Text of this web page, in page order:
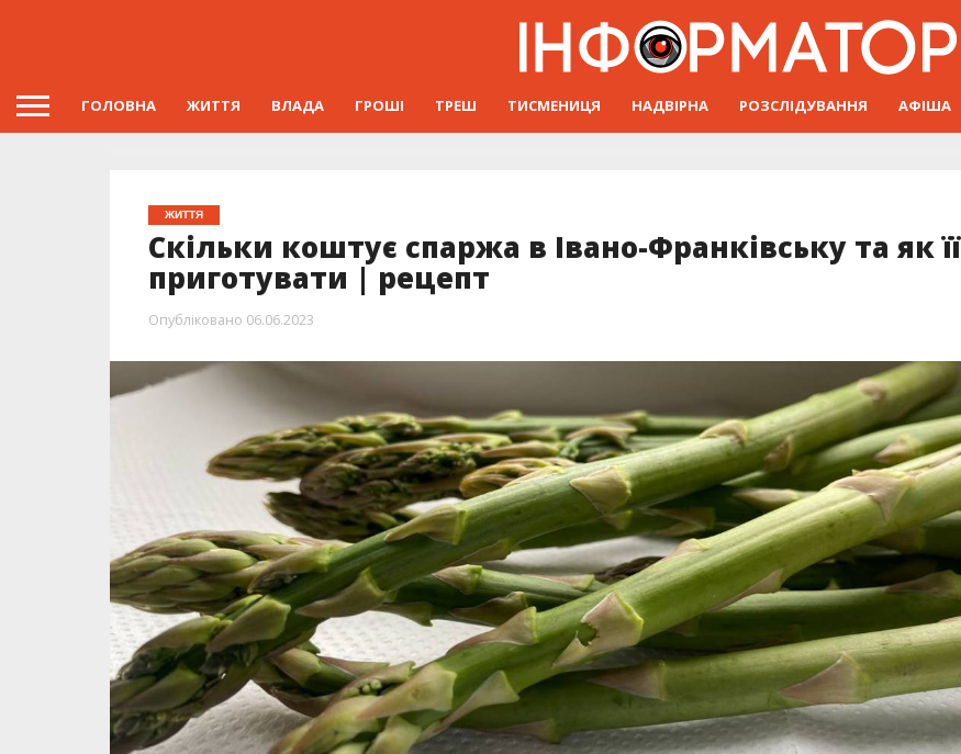
ГОЛОВНА ЖИТТЯ ВЛАДА ГРОШІ ТРЕШ ТИСМЕНИЦЯ НАДВІРНА РОЗСЛІДУВАННЯ АФІША
ЖИТТЯ
Скільки коштує спаржа в Івано-Франківську та як її
приготувати | рецепт
Опубліковано 06.06.2023